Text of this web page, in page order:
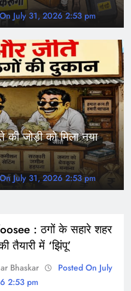
July 31, 2026 2:53 pm
जोड़ी को मिला नया
July 31, 2026 2:53 pm
: ठगों के सहारे शहर
तैयारी में ‘झिंपू’
Bhaskar
Posted On July
2:53 pm